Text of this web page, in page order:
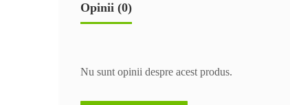
Opinii (0)
Nu sunt opinii despre acest produs.